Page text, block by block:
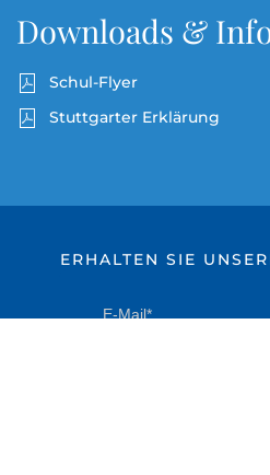
Downloads &
Schul-Flyer
Stuttgarter Erklärung
ERHALTEN SIE
E-Mail*